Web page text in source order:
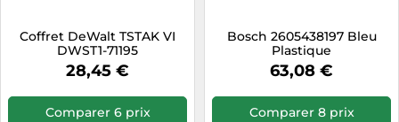
Coffret DeWalt TSTAK VI
DWST1-71195
28,45 €
Comparer 6 prix
Bosch ‎2605438197 Bleu
Plastique
63,08 €
Comparer 8 prix